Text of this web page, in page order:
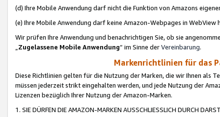
(d) Ihre Mobile Anwendung darf nicht die Funktion von Amazons
(e) Ihre Mobile Anwendung darf keine Amazon-Webpages in WebView
Wir prüfen Ihre Anwendung und benachrichtigen Sie, ob sie
„Zugelassene Mobile Anwendung“ im Sinne derVereinbarung.
Markenrichtlinien für das
Diese Richtlinien gelten für die Nutzung der Marken, die wir Ihnen als
müssen jederzeit strikt eingehalten werden, und jede Nutzung der
Lizenzen bezüglich Ihrer Nutzung der Amazon-Marken.
1. SIE DÜRFEN DIE AMAZON-MARKEN AUSSCHLIESSLICH DURCH